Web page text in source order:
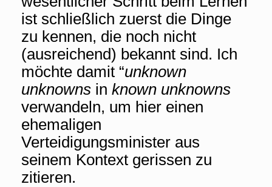
ist schließlich zuerst die Dinge
zu kennen, die noch nicht
(ausreichend) bekannt sind. Ich
möchte damit “unknown
unknowns inknown unknowns
verwandeln, um hier einen
ehemaligen
Verteidigungsminister aus
seinem Kontext gerissen zu
zitieren.